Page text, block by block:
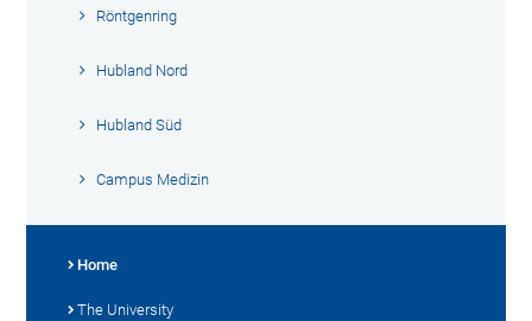
Röntgenring
Hubland Nord
Hubland Süd
Campus Medizin
Home
The University